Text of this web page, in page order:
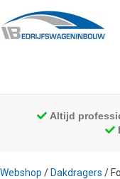
Altijd
Webshop / Dakdragers /